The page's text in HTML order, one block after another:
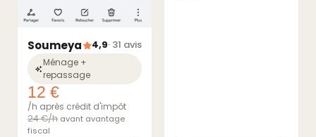
Soumeya 4,9· 31 avis
Ménage +
repassage
12 €
/h après crédit d'impôt
24 €/h avant avantage
fiscal